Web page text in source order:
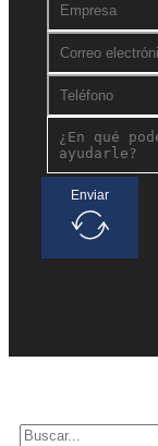
Enviar
Buscar